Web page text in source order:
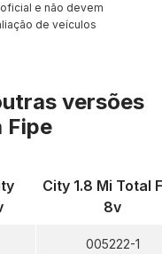
e não devem
de veículos
versões
Fipe
City 1.8 Mi Total
8v
005222-1